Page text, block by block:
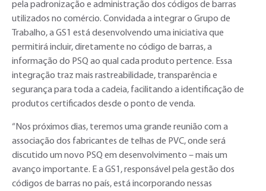
pela padronização e administração dos códigos de barras
utilizados no comércio. Convidada a integrar o Grupo de
Trabalho, a GS1 está desenvolvendo uma iniciativa que
permitirá incluir, diretamente no código de barras, a
informação do PSQ ao qual cada produto pertence. Essa
integração traz mais rastreabilidade, transparência e
segurança para toda a cadeia, facilitando a identificação de
produtos certificados desde o ponto de venda.
“Nos próximos dias, teremos uma grande reunião com a
associação dos fabricantes de telhas de PVC, onde será
discutido um novo PSQ em desenvolvimento – mais um
avanço importante. E a GS1, responsável pela gestão dos
códigos de barras no país, está incorporando nessas